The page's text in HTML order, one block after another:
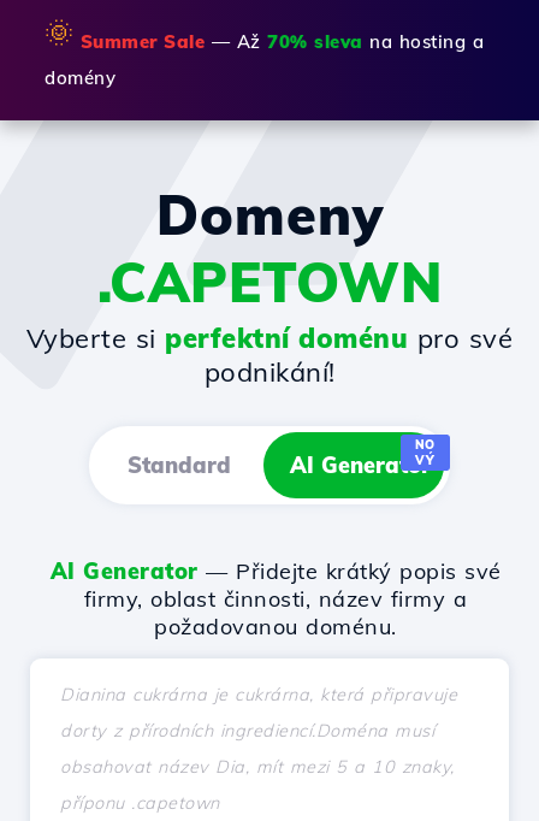
🌞 Summer Sale — Až 70% sleva na hosting a
domény
Domeny
.CAPETOWN
Vyberte si perfektní doménu pro své
podnikání!
Standard AI Generator
NO
VÝ
AI Generator — Přidejte krátký popis své
firmy, oblast činnosti, název firmy a
požadovanou doménu.